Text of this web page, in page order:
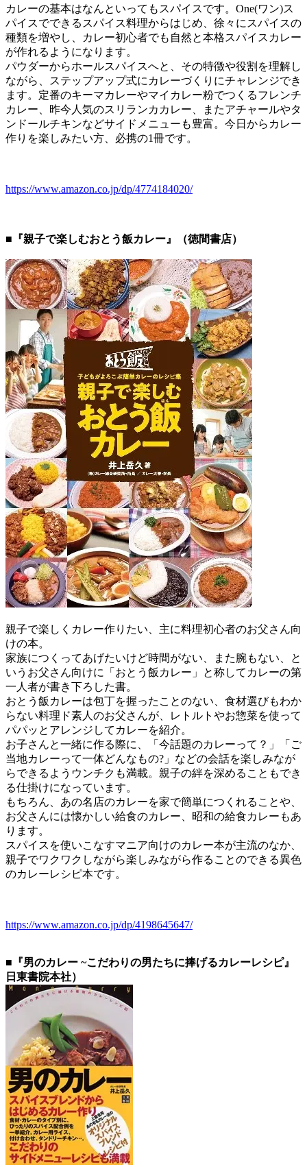
カレーの基本はなんといってもスパイスです。One(ワン)ス
パイスでできるスパイス料理からはじめ、徐々にスパイスの
種類を増やし、カレー初心者でも自然と本格スパイスカレー
が作れるようになります。
パウダーからホールスパイスへと、その特徴や役割を理解し
ながら、ステップアップ式にカレーづくりにチャレンジでき
ます。定番のキーマカレーやマイカレー粉でつくるフレンチ
カレー、昨今人気のスリランカカレー、またアチャールやタ
ンドールチキンなどサイドメニューも豊富。今日からカレー
作りを楽しみたい方、必携の1冊です。
https://www.amazon.co.jp/dp/4774184020/
■『親子で楽しむおとう飯カレー』（徳間書店）
親子で楽しくカレー作りたい、主に料理初心者のお父さん向
けの本。
家族につくってあげたいけど時間がない、また腕もない、と
いうお父さん向けに「おとう飯カレー」と称してカレーの第
一人者が書き下ろした書。
おとう飯カレーは包丁を握ったことのない、食材選びもわか
らない料理ド素人のお父さんが、レトルトやお惣菜を使って
パパッとアレンジしてカレーを紹介。
お子さんと一緒に作る際に、「今話題のカレーって？」「ご
当地カレーって一体どんなもの?」などの会話を楽しみなが
らできるようウンチクも満載。親子の絆を深めることもでき
る仕掛けになっています。
もちろん、あの名店のカレーを家で簡単につくれることや、
お父さんには懐かしい給食のカレー、昭和の給食カレーもあ
ります。
スパイスを使いこなすマニア向けのカレー本が主流のなか、
親子でワクワクしながら楽しみながら作ることのできる異色
のカレーレシピ本です。
https://www.amazon.co.jp/dp/4198645647/
■『男のカレー ~こだわりの男たちに捧げるカレーレシピ』
日東書院本社）